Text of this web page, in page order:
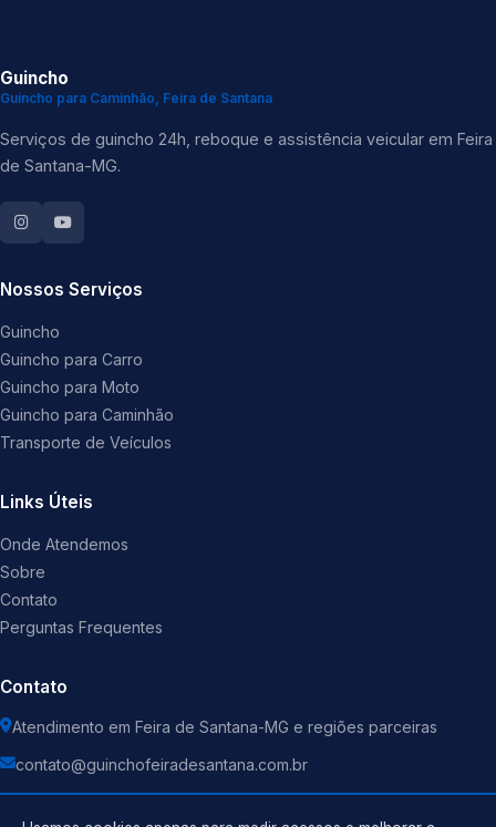
Guincho
Guincho para Caminhão, Feira de Santana
Serviços de guincho 24h, reboque e assistência veicular em Feira
de Santana-MG.
Nossos Serviços
Guincho
Guincho para Carro
Guincho para Moto
Guincho para Caminhão
Transporte de Veículos
Links Úteis
Onde Atendemos
Sobre
Contato
Perguntas Frequentes
Contato
Atendimento em Feira de Santana-MG e regiões parceiras
contato@guinchofeiradesantana.com.br